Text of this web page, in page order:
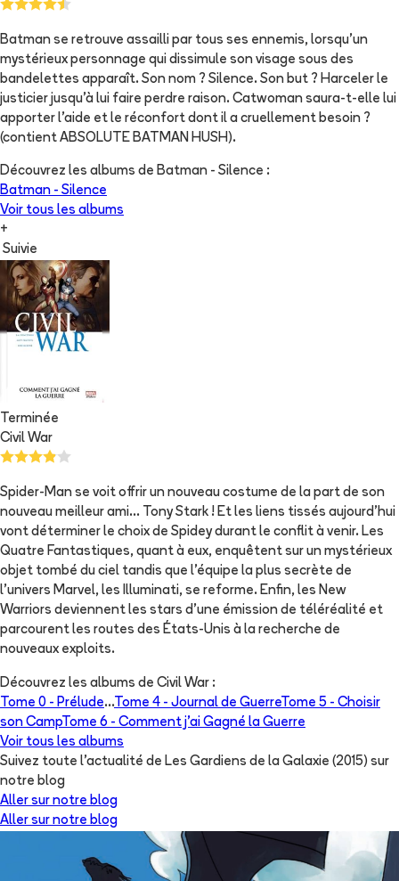
Batman se retrouve assailli par tous ses ennemis, lorsqu'un
mystérieux personnage qui dissimule son visage sous des
bandelettes apparaît. Son nom ? Silence. Son but ? Harceler le
justicier jusqu'à lui faire perdre raison. Catwoman saura-t-elle lui
apporter l'aide et le réconfort dont il a cruellement besoin ?
(contient ABSOLUTE BATMAN HUSH).
Découvrez les albums de Batman - Silence :
Batman - Silence
Voir tous les albums
+
Suivie
Terminée
Civil War
Spider-Man se voit offrir un nouveau costume de la part de son
nouveau meilleur ami... Tony Stark ! Et les liens tissés aujourd'hui
vont déterminer le choix de Spidey durant le conflit à venir. Les
Quatre Fantastiques, quant à eux, enquêtent sur un mystérieux
objet tombé du ciel tandis que l'équipe la plus secrète de
l'univers Marvel, les Illuminati, se reforme. Enfin, les New
Warriors deviennent les stars d'une émission de téléréalité et
parcourent les routes des États-Unis à la recherche de
nouveaux exploits.
Découvrez les albums de Civil War :
Tome 0 - Prélude...Tome 4 - Journal de GuerreTome 5 - Choisir
son CampTome 6 - Comment j'ai Gagné la Guerre
Voir tous les albums
Suivez toute l'actualité de Les Gardiens de la Galaxie (2015) sur
notre blog
Aller sur notre blog
Aller sur notre blog